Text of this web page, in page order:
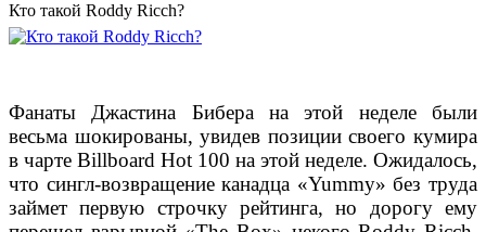
Кто такой Roddy Ricch?
Фанаты Джастина Бибера на этой неделе были
весьма шокированы, увидев позиции своего кумира
в чарте Billboard Hot 100 на этой неделе. Ожидалось,
что сингл-возвращение канадца «Yummy» без труда
займет первую строчку рейтинга, но дорогу ему